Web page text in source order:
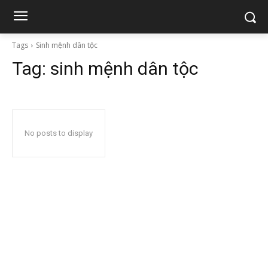
Tags Sinh mệnh dân tộc
Tag: sinh mệnh dân tộc
No posts to display